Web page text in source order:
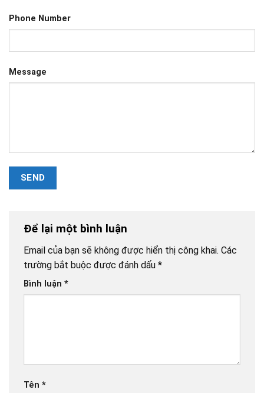
Phone Number
Message
Để lại một bình luận
Email của bạn sẽ không được hiển thị công khai. Các
trường bắt buộc được đánh dấu *
Bình luận *
Tên *